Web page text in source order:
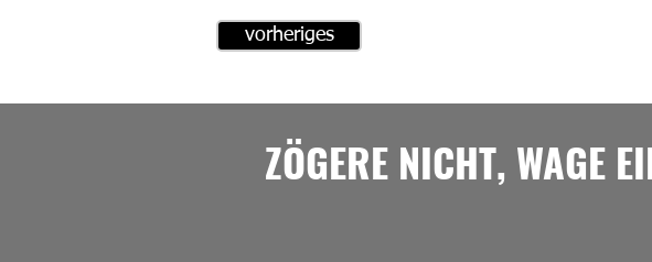
vorheriges
ZÖGERE NICHT, WAGE